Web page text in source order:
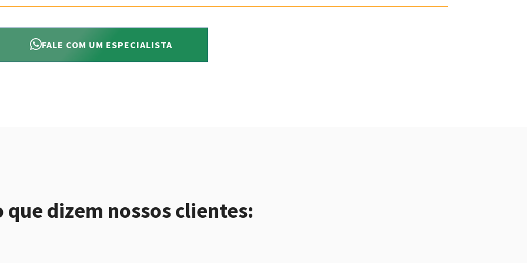
FALE COM UM ESPECIALISTA
que dizem nossos clientes: